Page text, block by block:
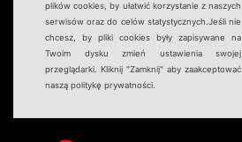
plików cookies, by ułatwić korzystanie z naszych
serwisów oraz do celów statystycznych.Jeśli nie
chcesz, by pliki cookies były zapisywane na
Twoim dysku zmień ustawienia swojej
przeglądarki. Kliknij "Zamknij" aby zaakceptować
naszą politykę prywatności.